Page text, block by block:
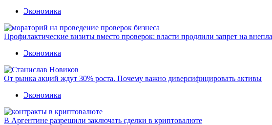
Экономика
Профилактические визиты вместо проверок: власти продлили запрет на
Экономика
От рынка акций ждут 30% роста. Почему важно диверсифицировать активы
Экономика
В Аргентине разрешили заключать сделки в криптовалюте